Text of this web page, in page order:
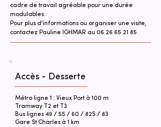
cadre de travail agréable pour une durée
modulables.
Pour plus d'informations ou organiser une visite,
contactez Pauline IGHMAR au 06 26 65 21 85
Accès - Desserte
Métro ligne 1 : Vieux Port à 100 m
Tramway T2 et T3
Bus lignes 49 / 55 / 60 / 82S / 83
Gare St Charles à 1 km